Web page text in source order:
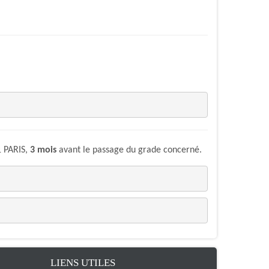
3 mois avant le passage du grade concerné.
LIENS UTILES